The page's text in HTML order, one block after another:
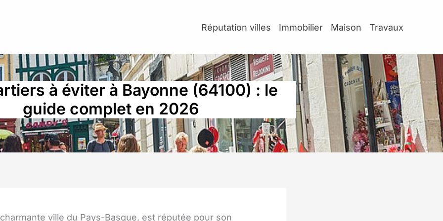
Réputation villes Immobilier Maison Travaux
à éviter à Bayonne (64100) : le
guide complet en 2026
ville du Pays-Basque, est réputée pour son